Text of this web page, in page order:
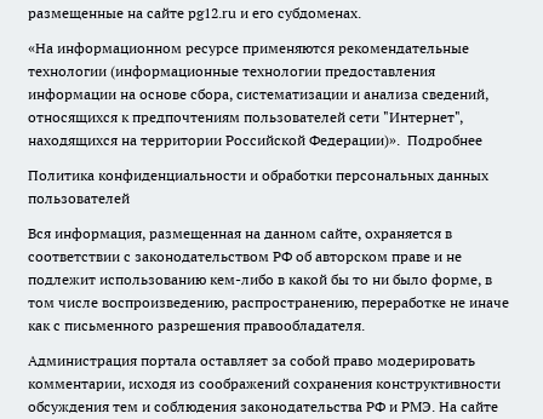
размещенные на сайте pg12.ru и его субдоменах.
«На информационном ресурсе применяются рекомендательные
технологии (информационные технологии предоставления
информации на основе сбора, систематизации и анализа сведений,
относящихся к предпочтениям пользователей сети "Интернет",
находящихся на территории Российской Федерации)». Подробнее
Политика конфиденциальности и обработки персональных данных
пользователей
Вся информация, размещенная на данном сайте, охраняется в
соответствии с законодательством РФ об авторском праве и не
подлежит использованию кем-либо в какой бы то ни было форме, в
том числе воспроизведению, распространению, переработке не иначе
как с письменного разрешения правообладателя.
Администрация портала оставляет за собой право модерировать
комментарии, исходя из соображений сохранения конструктивности
обсуждения тем и соблюдения законодательства РФ и РМЭ. На сайте